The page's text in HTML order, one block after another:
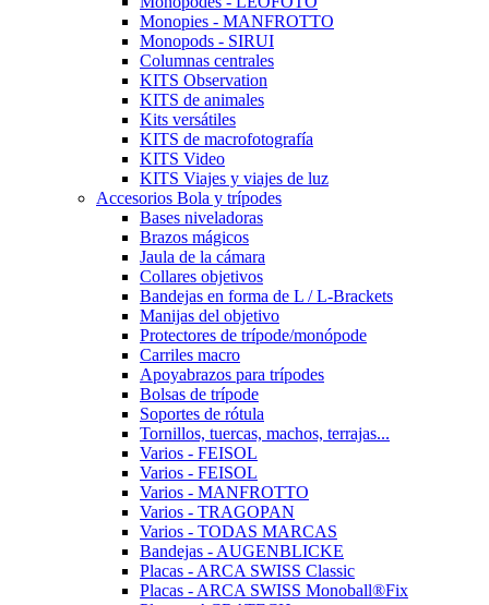
Monopies - MANFROTTO
Monopods - SIRUI
Columnas centrales
KITS Observation
KITS de animales
Kits versátiles
KITS de macrofotografía
KITS Video
KITS Viajes y viajes de luz
Accesorios Bola y trípodes
Bases niveladoras
Brazos mágicos
Jaula de la cámara
Collares objetivos
Bandejas en forma de L / L-Brackets
Manijas del objetivo
Protectores de trípode/monópode
Carriles macro
Apoyabrazos para trípodes
Bolsas de trípode
Soportes de rótula
Tornillos, tuercas, machos, terrajas...
Varios - FEISOL
Varios - FEISOL
Varios - MANFROTTO
Varios - TRAGOPAN
Varios - TODAS MARCAS
Bandejas - AUGENBLICKE
Placas - ARCA SWISS Classic
Placas - ARCA SWISS Monoball®Fix